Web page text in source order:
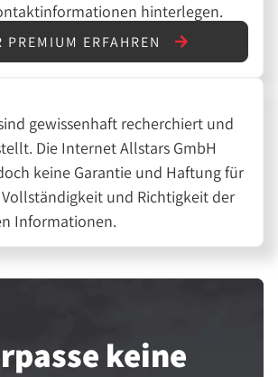
hinterlegen.
PREMIUM ERFAHREN
gewissenhaft recherchiert und
Die Internet Allstars GmbH
keine Garantie und Haftung für
und Richtigkeit der
Informationen.
keine